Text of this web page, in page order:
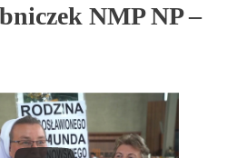
NMP NP –